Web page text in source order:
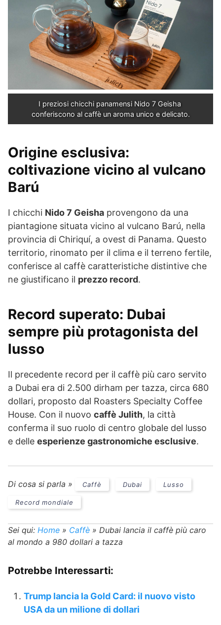
I preziosi chicchi panamensi Nido 7 Geisha
conferiscono al caffè un aroma unico e delicato.
Origine esclusiva:
coltivazione vicino al vulcano
Barú
I chicchi Nido 7 Geisha provengono da una
piantagione situata vicino al vulcano Barú, nella
provincia di Chiriquí, a ovest di Panama. Questo
territorio, rinomato per il clima e il terreno fertile,
conferisce al caffè caratteristiche distintive che
ne giustificano il prezzo record.
Record superato: Dubai
sempre più protagonista del
lusso
Il precedente record per il caffè più caro servito
a Dubai era di 2.500 dirham per tazza, circa 680
dollari, proposto dal Roasters Specialty Coffee
House. Con il nuovo caffè Julith, la città
conferma il suo ruolo di centro globale del lusso
e delle esperienze gastronomiche esclusive.
Di cosa si parla » Caffè Dubai Lusso
Record mondiale
Sei qui: Home » Caffè » Dubai lancia il caffè più caro
al mondo a 980 dollari a tazza
Potrebbe Interessarti:
Trump lancia la Gold Card: il nuovo visto
USA da un milione di dollari